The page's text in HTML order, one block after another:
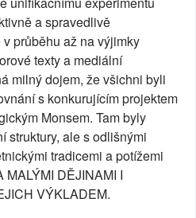
a spravedlivě
průběhu až na výjimky
texty a mediální
milný dojem, že všichni byli
s konkurujícím projektem
Monsem. Tam byly
struktury, ale s odlišnými
tradicemi a potížemi
DĚJINAMI I
VÝKLADEM.